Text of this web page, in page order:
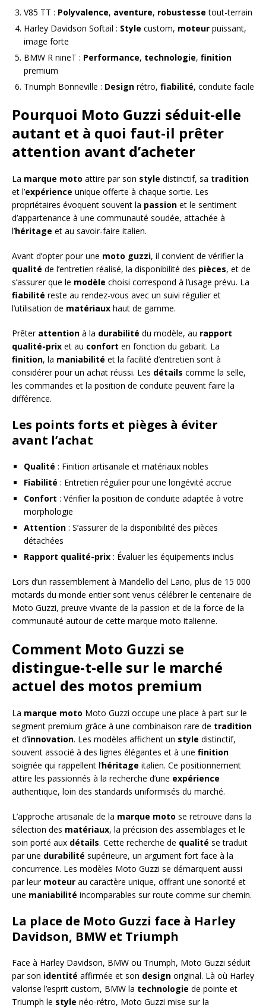
V85 TT : Polyvalence, aventure, robustesse tout-terrain
Harley Davidson Softail : Style custom, moteur puissant,
image forte
BMW R nineT : Performance, technologie, finition
premium
Triumph Bonneville : Design rétro, fiabilité, conduite facile
Pourquoi Moto Guzzi séduit-elle
autant et à quoi faut-il prêter
attention avant d’acheter
La marque moto attire par son style distinctif, sa tradition
et l’expérience unique offerte à chaque sortie. Les
propriétaires évoquent souvent la passion et le sentiment
d’appartenance à une communauté soudée, attachée à
l’héritage et au savoir-faire italien.
Avant d’opter pour une moto guzzi, il convient de vérifier la
qualité de l’entretien réalisé, la disponibilité des pièces, et de
s’assurer que le modèle choisi correspond à l’usage prévu. La
fiabilité reste au rendez-vous avec un suivi régulier et
l’utilisation de matériaux haut de gamme.
Prêter attention à la durabilité du modèle, au rapport
qualité-prix et au confort en fonction du gabarit. La
finition, la maniabilité et la facilité d’entretien sont à
considérer pour un achat réussi. Les détails comme la selle,
les commandes et la position de conduite peuvent faire la
différence.
Les points forts et pièges à éviter
avant l’achat
Qualité : Finition artisanale et matériaux nobles
Fiabilité : Entretien régulier pour une longévité accrue
Confort : Vérifier la position de conduite adaptée à votre
morphologie
Attention : S’assurer de la disponibilité des pièces
détachées
Rapport qualité-prix : Évaluer les équipements inclus
Lors d’un rassemblement à Mandello del Lario, plus de 15 000
motards du monde entier sont venus célébrer le centenaire de
Moto Guzzi, preuve vivante de la passion et de la force de la
communauté autour de cette marque moto italienne.
Comment Moto Guzzi se
distingue-t-elle sur le marché
actuel des motos premium
La marque moto Moto Guzzi occupe une place à part sur le
segment premium grâce à une combinaison rare de tradition
et d’innovation. Les modèles affichent un style distinctif,
souvent associé à des lignes élégantes et à une finition
soignée qui rappellent l’héritage italien. Ce positionnement
attire les passionnés à la recherche d’une expérience
authentique, loin des standards uniformisés du marché.
L’approche artisanale de la marque moto se retrouve dans la
sélection des matériaux, la précision des assemblages et le
soin porté aux détails. Cette recherche de qualité se traduit
par une durabilité supérieure, un argument fort face à la
concurrence. Les modèles Moto Guzzi se démarquent aussi
par leur moteur au caractère unique, offrant une sonorité et
une maniabilité incomparables sur route comme sur chemin.
La place de Moto Guzzi face à Harley
Davidson, BMW et Triumph
Face à Harley Davidson, BMW ou Triumph, Moto Guzzi séduit
par son identité affirmée et son design original. Là où Harley
valorise l’esprit custom, BMW la technologie de pointe et
Triumph le style néo-rétro, Moto Guzzi mise sur la